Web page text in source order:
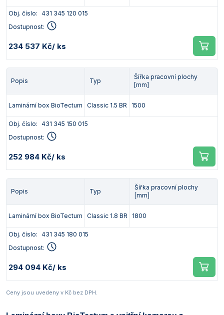
Obj. číslo: 431 345 120 015
Dostupnost:
234 537 Kč/ ks
Popis Typ
Šířka pracovní plochy
[mm]
Laminární box BioTectum Classic 1.5 BR 1500
Obj. číslo: 431 345 150 015
Dostupnost:
252 984 Kč/ ks
Popis Typ
Šířka pracovní plochy
[mm]
Laminární box BioTectum Classic 1.8 BR 1800
Obj. číslo: 431 345 180 015
Dostupnost:
294 094 Kč/ ks
Ceny jsou uvedeny v Kč bez DPH.